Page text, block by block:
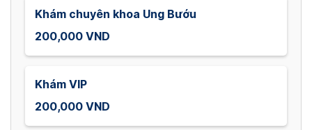
Khám chuyên khoa Ung Bướu
200,000 VND
Khám VIP
200,000 VND